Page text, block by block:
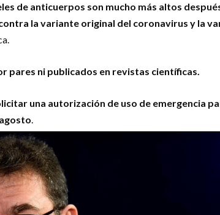
de anticuerpos son mucho más altos
la variante original del coronavirus y la
pares ni publicados en revistas científicas.
una autorización de uso de emergencia
.